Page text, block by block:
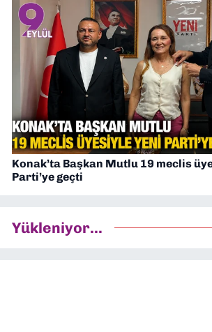
Konak’ta Başkan Mutlu 19 meclis
Parti’ye geçti
Yükleniyor...